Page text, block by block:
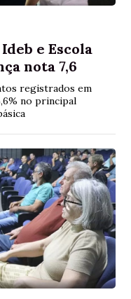
e Escola
nota 7,6
registrados em
no principal